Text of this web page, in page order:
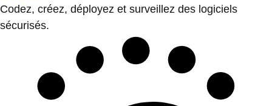
Codez, créez, déployez et surveillez des logiciels
sécurisés.